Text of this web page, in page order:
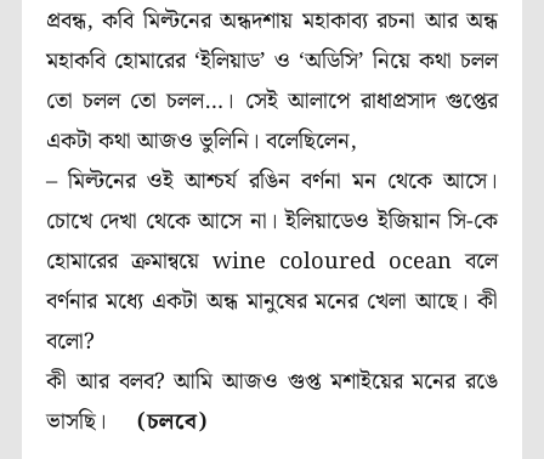
প্রবন্ধ, কবি মিল্টনের অন্ধদশায় মহাকাব্য রচনা আর অন্ধ
মহাকবি হোমারের ‘ইলিয়াড’ ও ‘অডিসি’ নিয়ে কথা চলল
তো চলল তো চলল…। সেই আলাপে রাধাপ্রসাদ গুপ্তের
একটা কথা আজও ভুলিনি। বলেছিলেন,
– মিল্টনের ওই আশ্চর্য রঙিন বর্ণনা মন থেকে আসে।
চোখে দেখা থেকে আসে না। ইলিয়াডেও ইজিয়ান সি-কে
হোমারের ক্রমান্বয়ে wine coloured ocean বলে
বর্ণনার মধ্যে একটা অন্ধ মানুষের মনের খেলা আছে। কী
বলো?
কী আর বলব? আমি আজও গুপ্ত মশাইয়ের মনের রঙে
ভাসছি। (চলবে)